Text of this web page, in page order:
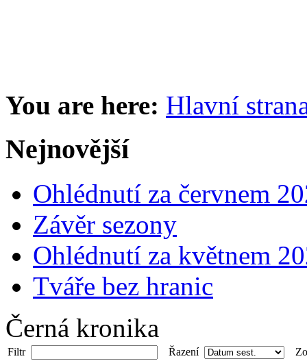
You are here: Hlavní
Nejnovější
Ohlédnutí za červnem
Závěr sezony
Ohlédnutí za květnem
Tváře bez hranic
Černá kronika
Filtr Řazení